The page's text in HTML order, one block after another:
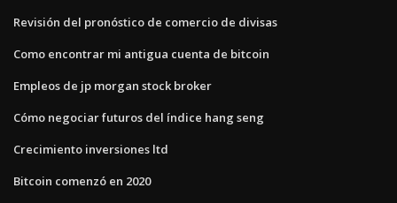
Revisión del pronóstico de comercio de divisas
Como encontrar mi antigua cuenta de bitcoin
Empleos de jp morgan stock broker
Cómo negociar futuros del índice hang seng
Crecimiento inversiones ltd
Bitcoin comenzó en 2020